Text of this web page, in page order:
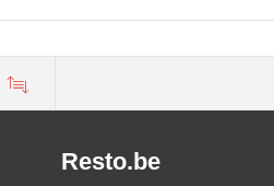
Resto.be